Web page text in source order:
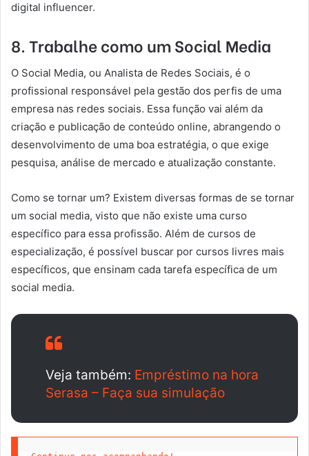
digital influencer.
8. Trabalhe como um Social Media
O Social Media, ou Analista de Redes Sociais, é o
profissional responsável pela gestão dos perfis de uma
empresa nas redes sociais. Essa função vai além da
criação e publicação de conteúdo online, abrangendo o
desenvolvimento de uma boa estratégia, o que exige
pesquisa, análise de mercado e atualização constante.
Como se tornar um? Existem diversas formas de se tornar
um social media, visto que não existe uma curso
específico para essa profissão. Além de cursos de
especialização, é possível buscar por cursos livres mais
específicos, que ensinam cada tarefa específica de um
social media.
Veja também: Empréstimo na hora
Serasa – Faça sua simulação